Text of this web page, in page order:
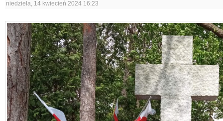
niedziela, 14 kwiecień 2024 16:23